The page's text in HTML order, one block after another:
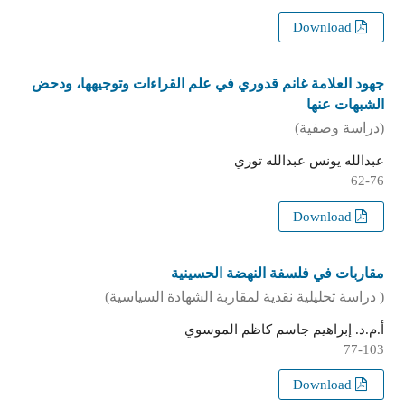
جهود العلامة غانم قدوري في علم القراءات وتوجيهها، ودحض
الشبهات عنها
(دراسة وصفية)
عبدالله يونس عبدالله توري
62-76
مقاربات في فلسفة النهضة الحسينية
( دراسة تحليلية نقدية لمقاربة الشهادة السياسية)
أ.م.د. إبراهيم جاسم كاظم الموسوي
77-103